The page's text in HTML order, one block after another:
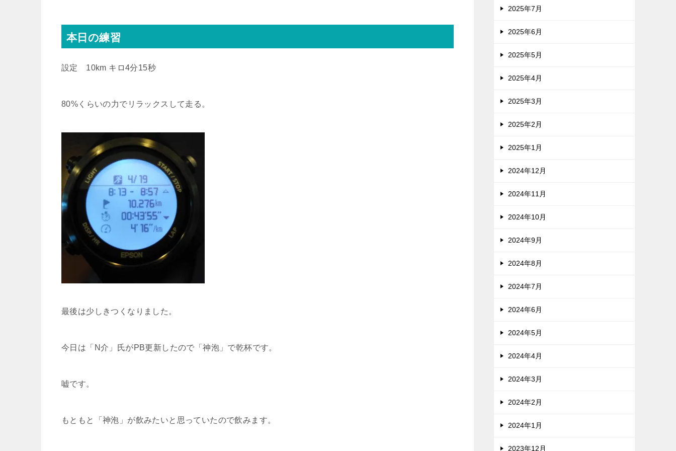
本日の練習
設定 10km キロ4分15秒
80%くらいの力でリラックスして走る。
最後は少しきつくなりました。
今日は「N介」氏がPB更新したので「神泡」で乾杯です。
嘘です。
もともと「神泡」が飲みたいと思っていたので飲みます。
2025年7月
2025年6月
2025年5月
2025年4月
2025年3月
2025年2月
2025年1月
2024年12月
2024年11月
2024年10月
2024年9月
2024年8月
2024年7月
2024年6月
2024年5月
2024年4月
2024年3月
2024年2月
2024年1月
2023年12月